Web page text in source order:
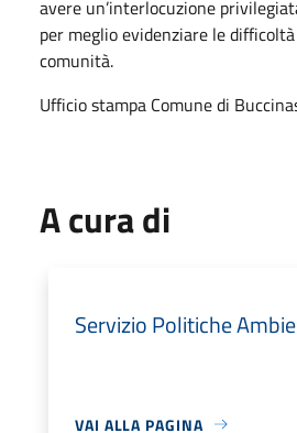
avere un’interlocuzione
per meglio evidenziare le
comunità.
Ufficio stampa Comune di
A cura di
Servizio Politiche
VAI ALLA PAGINA